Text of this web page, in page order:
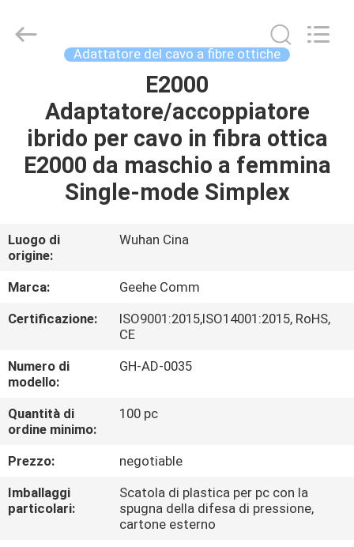
PRODOTTI
GIRO
DELLA
FABBRICA
CONTROLLO
DI
QUALITÀ
CONTATTICI
NOTIZIE
Optical
Communication
Adattatore del cavo a fibre ottiche
E2000
Adaptatore/accoppiatore
ibrido per cavo in fibra ottica
E2000 da maschio a femmina
Single-mode Simplex
Luogo di
origine:
Wuhan Cina
Marca:
Geehe Comm
Certificazione:
ISO9001:2015,ISO14001:2015, RoHS,
CE
Numero di
modello:
GH-AD-0035
Quantità di
ordine minimo:
100 pc
Prezzo:
negotiable
Imballaggi
particolari:
Scatola di plastica per pc con la
spugna della difesa di pressione,
cartone esterno